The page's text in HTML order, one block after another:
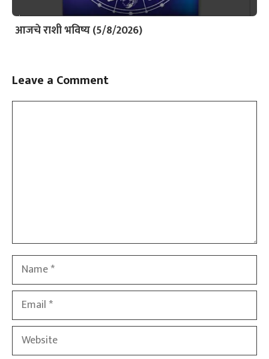
आजचे राशी भविष्य (5/8/2026)
Leave a Comment
Name
Email
Website